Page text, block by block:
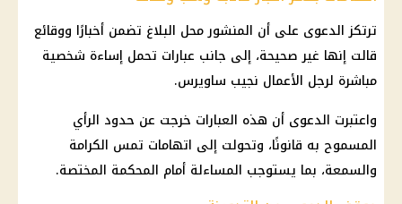
ترتكز الدعوى على أن المنشور محل البلاغ تضمن أخبارًا ووقائع
قالت إنها غير صحيحة، إلى جانب عبارات تحمل إساءة شخصية
مباشرة لرجل الأعمال نجيب ساويرس.
واعتبرت الدعوى أن هذه العبارات خرجت عن حدود الرأي
المسموح به قانونًا، وتحولت إلى اتهامات تمس الكرامة
والسمعة، بما يستوجب المساءلة أمام المحكمة المختصة.